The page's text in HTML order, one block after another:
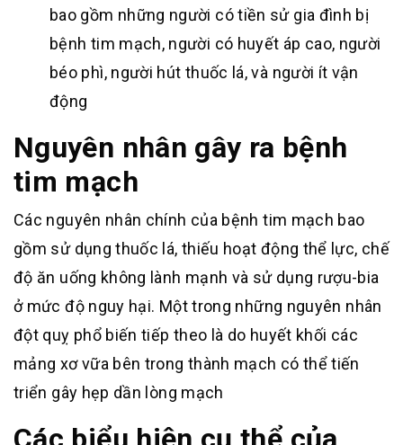
bao gồm những người có tiền sử gia đình bị
bệnh tim mạch, người có huyết áp cao, người
béo phì, người hút thuốc lá, và người ít vận
động
Nguyên nhân gây ra bệnh
tim mạch
Các nguyên nhân chính của bệnh tim mạch bao
gồm sử dụng thuốc lá, thiếu hoạt động thể lực, chế
độ ăn uống không lành mạnh và sử dụng rượu-bia
ở mức độ nguy hại. Một trong những nguyên nhân
đột quỵ phổ biến tiếp theo là do huyết khối các
mảng xơ vữa bên trong thành mạch có thể tiến
triển gây hẹp dần lòng mạch